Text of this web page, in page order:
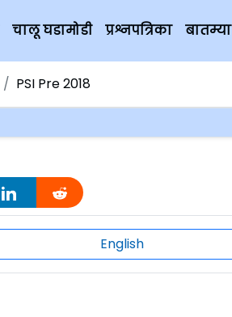
चालू घडामोडी प्रश्नपत्रिका बातम्या
PSI Pre 2018
English